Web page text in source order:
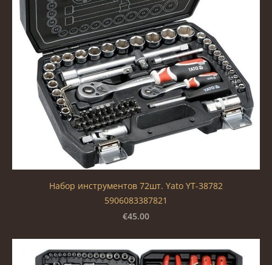
Набор инструментов 72шт. Yato YT-38782
5906083387821
€45.00